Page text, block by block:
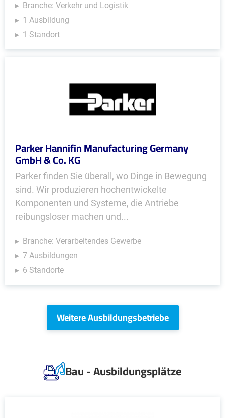
Branche: Verkehr und Logistik
1 Ausbildung
1 Standort
Parker Hannifin Manufacturing Germany
GmbH & Co. KG
Parker finden Sie überall, wo Dinge in Bewegung
sind. Wir produzieren hochentwickelte
Komponenten und Systeme, die Antriebe
reibungsloser machen und...
Branche: Verarbeitendes Gewerbe
7 Ausbildungen
6 Standorte
Weitere Ausbildungsbetriebe
Bau - Ausbildungsplätze